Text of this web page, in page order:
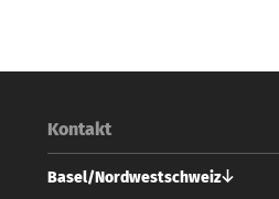
Kontakt
Basel/Nordwestschweiz